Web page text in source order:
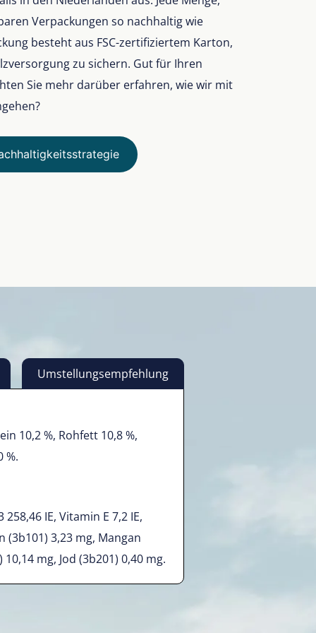
Verpackungen so nachhaltig wie
besteht aus FSC-zertifiziertem Karton,
zu sichern. Gut für Ihren
Sie mehr darüber erfahren, wie wir mit
Umstellungsempfehlung
10,2 %, Rohfett 10,8 %,
%.
IE, Vitamin E 7,2 IE,
(3b101) 3,23 mg, Mangan
mg, Jod (3b201) 0,40 mg.